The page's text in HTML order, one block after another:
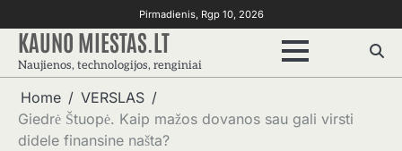
to
content
Pirmadienis, Rgp 10, 2026
KAUNO MIESTAS.LT
Naujienos, technologijos, renginiai
Home
VERSLAS
Giedrė Štuopė. Kaip mažos dovanos sau gali virsti
didele finansine našta?